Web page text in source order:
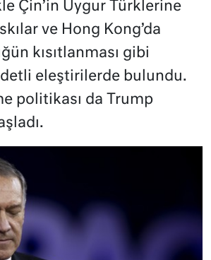
Çin’in Uygur Türklerine
ve Hong Kong’da
kısıtlanması gibi
eleştirilerde bulundu.
politikası da Trump